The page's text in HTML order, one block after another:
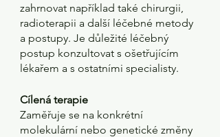
zahrnovat například také chirurgii,
radioterapii a další léčebné metody
a postupy. Je důležité léčebný
postup konzultovat s ošetřujícím
lékařem a s ostatními specialisty.
Cílená terapie
Zaměřuje se na konkrétní
molekulární nebo genetické změny